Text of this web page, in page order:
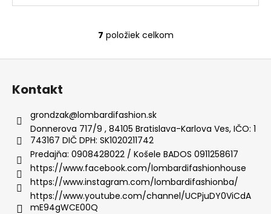
O
v
a
c
i
e
p
r
v
k
7 položiek celkom
Z
Kontakt
grondzak@lombardifashion.sk
Donnerova 717/9 , 84105 Bratislava-Karlova Ves, IČO: 1
743167 DIČ DPH: SK1020211742
Predajňa: 0908428022 / Košele BADOS 0911258617
https://www.facebook.com/lombardifashionhouse
https://www.instagram.com/lombardifashionba/
https://www.youtube.com/channel/UCPjuDY0ViCdA
mE94gWCE00Q